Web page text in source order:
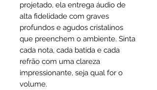
projetado, ela entrega áudio de
alta fidelidade com graves
profundos e agudos cristalinos
que preenchem o ambiente. Sinta
cada nota, cada batida e cada
refrão com uma clareza
impressionante, seja qual for o
volume.